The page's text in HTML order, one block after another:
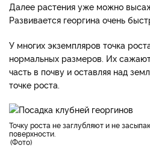
Далее растения уже можно
Развивается георгина очень
У многих экземпляров точка
нормальных размеров. Их
часть в почву и оставляя над
точке роста.
точку роста не заглубляют и не засыпают землей, оставляя на
поверхности.
Фото